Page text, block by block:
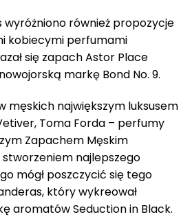
wyróżniono również propozycje
kobiecymi perfumami
się zapach Astor Place
markę Bond No. 9.
męskich największym luksusem
Toma Forda – perfumy
Zapachem Męskim
stworzeniem najlepszego
mógł poszczycić się tego
który wykreował
aromatów Seduction in Black.